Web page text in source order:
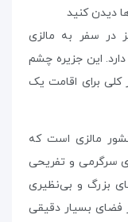
دیدن کنید
در سفر به مالزی
این جزیره چشم
کلی برای اقامت یک
مالزی است که
سرگرمی و تفریحی
بزرگ و بی‌نظیری
فضای بسیار دقیقی